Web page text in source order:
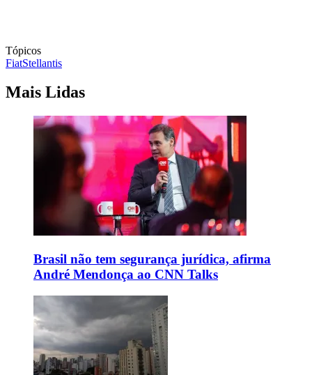
Tópicos
FiatStellantis
Mais Lidas
Brasil não tem segurança jurídica, afirma
André Mendonça ao CNN Talks